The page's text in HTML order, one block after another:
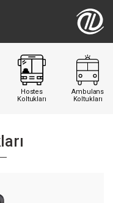
Hostes
Koltukları
Ambulans
Koltukları